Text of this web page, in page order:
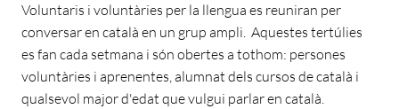
Voluntaris i voluntàries per la llengua es reuniran per
conversar en català en un grup ampli. Aquestes tertúlies
es fan cada setmana i són obertes a tothom: persones
voluntàries i aprenentes, alumnat dels cursos de català i
qualsevol major d'edat que vulgui parlar en català.